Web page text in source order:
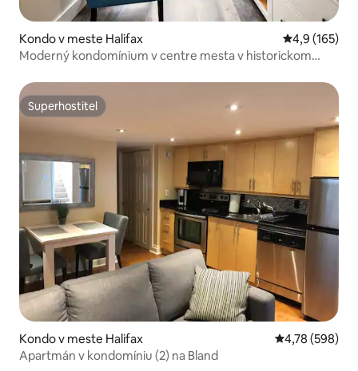
Kondo v meste Halifax Priemerné
4,9 (165)
Moderný kondomínium v centre mesta v historickom
Superhostiteľ
Superhostiteľ
Kondo v meste Halifax Priemerné
4,78 (598)
Apartmán v kondomíniu (2) na Bland